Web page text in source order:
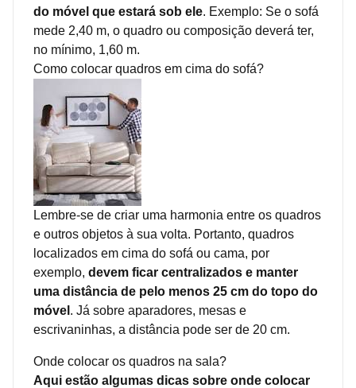
do móvel que estará sob ele. Exemplo: Se o sofá
mede 2,40 m, o quadro ou composição deverá ter,
no mínimo, 1,60 m.
Como colocar quadros em cima do sofá?
Lembre-se de criar uma harmonia entre os quadros
e outros objetos à sua volta. Portanto, quadros
localizados em cima do sofá ou cama, por
exemplo, devem ficar centralizados e manter
uma distância de pelo menos 25 cm do topo do
móvel . Já sobre aparadores, mesas e
escrivaninhas, a distância pode ser de 20 cm.
Onde colocar os quadros na sala?
Aqui estão algumas dicas sobre onde colocar